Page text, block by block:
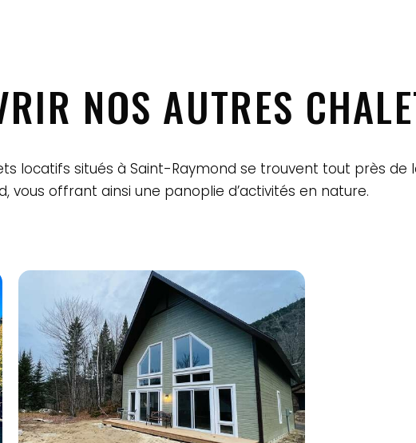
NOS AUTRES
locatifs situés à Saint-Raymond se trouvent tout près de
vous offrant ainsi une panoplie d’activités en nature.